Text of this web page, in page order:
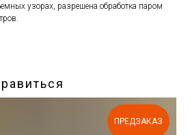
узорах, разрешена обработка паром
ПРЕДЗАКАЗ